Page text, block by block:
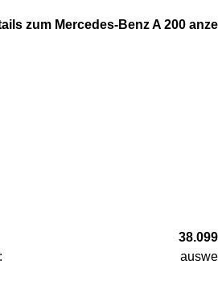
zum Mercedes-Benz A 200